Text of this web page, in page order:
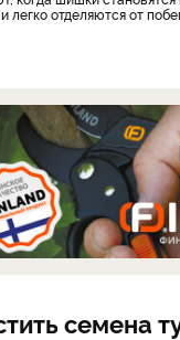
легко отделяются от
семена